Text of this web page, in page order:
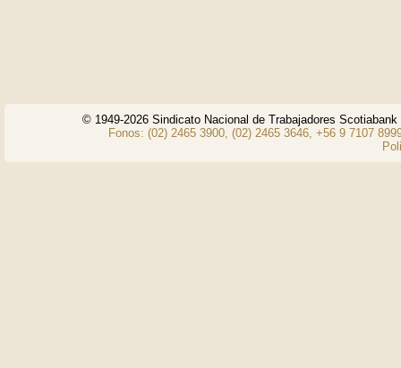
© 1949-2026 Sindicato Nacional de Trabajadores
Fonos: (02) 2465 3900, (02) 2465 3646, +56 9 7107